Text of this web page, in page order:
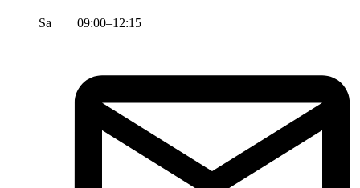
Sa 09:00–12:15